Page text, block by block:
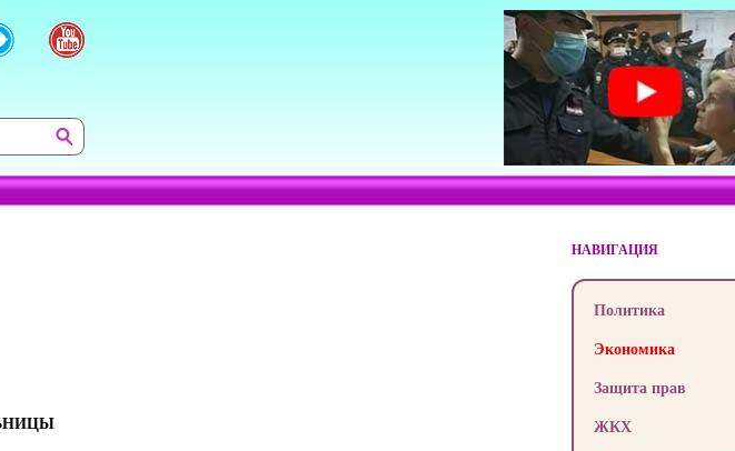
НАВИГАЦИЯ
Политика
Экономика
Защита прав
ЖКХ